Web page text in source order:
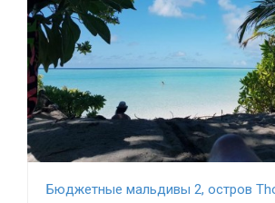
Бюджетные мальдивы 2, остров